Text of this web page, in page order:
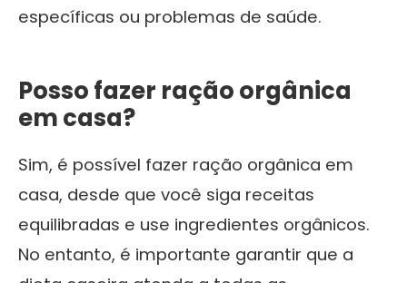
específicas ou problemas de saúde.
Posso fazer ração orgânica
em casa?
Sim, é possível fazer ração orgânica em
casa, desde que você siga receitas
equilibradas e use ingredientes orgânicos.
No entanto, é importante garantir que a